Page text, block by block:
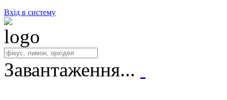
Вхід в систему
Завантаження...